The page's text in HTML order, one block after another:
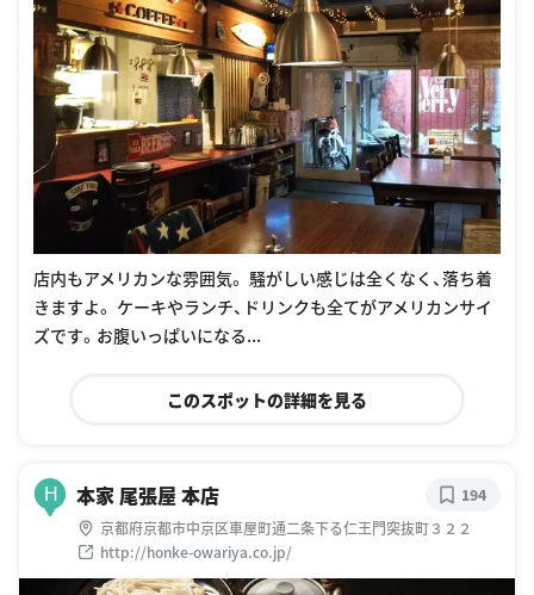
店内もアメリカンな雰囲気。 騒がしい感じは全くなく、落ち着
きますよ。 ケーキやランチ、ドリンクも全てがアメリカンサイ
ズです。お腹いっぱいになる...
このスポットの詳細を見る
H 本家 尾張屋 本店
京都府京都市中京区車屋町通二条下る仁王門突抜町３２２
http://honke-owariya.co.jp/
194